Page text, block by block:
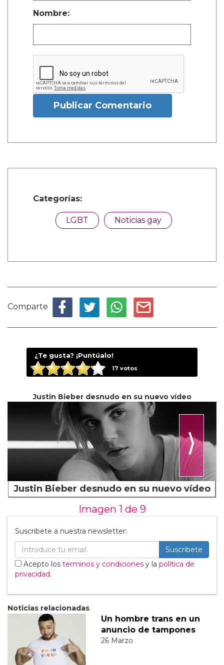
Nombre:
Publicar Comentario
Categorías:
LGBT Noticias gay
Comparte
¿Te gusta? ¡Puntúalo!
17 votos
Justin Bieber desnudo en su nuevo vídeo
⟩
Justin Bieber desnudo en su nuevo vídeo
Imagen 1 de 9
Suscribete a nuestra newsletter:
Suscribete
Acepto los terminos y condiciones y la política de
privacidad.
Noticias relacionadas
Un hombre trans en un
anuncio de tampones
26 Marzo